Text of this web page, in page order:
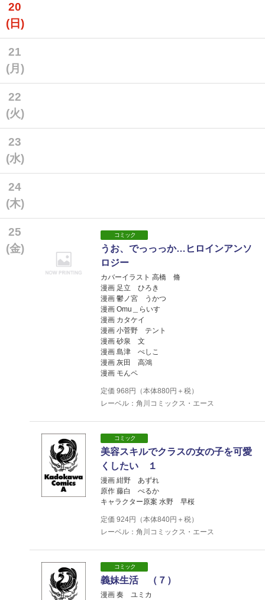
20
(日)
21
(月)
22
(火)
23
(水)
24
(木)
25
(金)
コミック
うお、でっっっか…ヒロインアンソ
ロジー
カバーイラスト 高橋 脩
漫画 足立 ひろき
漫画 鬱ノ宮 うかつ
漫画 Omu＿らいす
漫画 カタケイ
漫画 小菅野 テント
漫画 砂泉 文
漫画 島津 ぺしこ
漫画 灰田 高鴻
漫画 モんペ
定価 968 円（本体880円＋税）
レーベル：角川コミックス・エース
コミック
美容スキルでクラスの女の子を可愛
くしたい １
漫画 紺野 あずれ
原作 藤白 ぺるか
キャラクター原案 水野 早桜
定価 924円（本体840円＋税）
レーベル：角川コミックス・エース
コミック
義妹生活 （７）
漫画 奏 ユミカ